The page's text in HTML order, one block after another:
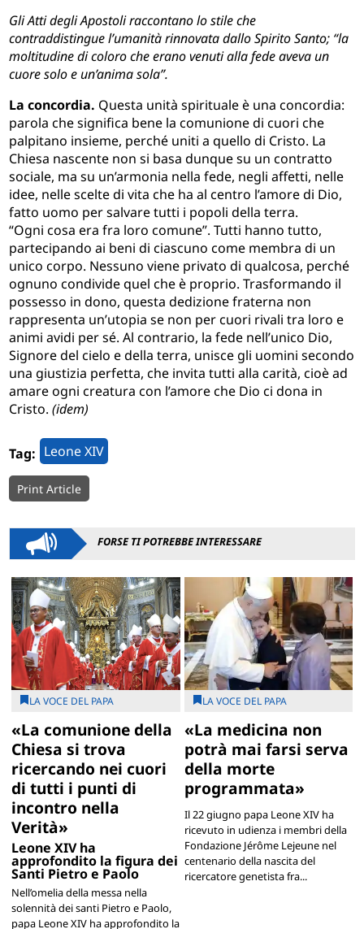
Gli Atti degli Apostoli raccontano lo stile che
contraddistingue l’umanità rinnovata dallo Spirito Santo; “la
moltitudine di coloro che erano venuti alla fede aveva un
cuore solo e un’anima sola”.
La concordia. Questa unità spirituale è una concordia:
parola che significa bene la comunione di cuori che
palpitano insieme, perché uniti a quello di Cristo. La
Chiesa nascente non si basa dunque su un contratto
sociale, ma su un’armonia nella fede, negli affetti, nelle
idee, nelle scelte di vita che ha al centro l’amore di Dio,
fatto uomo per salvare tutti i popoli della terra.
“Ogni cosa era fra loro comune”. Tutti hanno tutto,
partecipando ai beni di ciascuno come membra di un
unico corpo. Nessuno viene privato di qualcosa, perché
ognuno condivide quel che è proprio. Trasformando il
possesso in dono, questa dedizione fraterna non
rappresenta un’utopia se non per cuori rivali tra loro e
animi avidi per sé. Al contrario, la fede nell’unico Dio,
Signore del cielo e della terra, unisce gli uomini secondo
una giustizia perfetta, che invita tutti alla carità, cioè ad
amare ogni creatura con l’amore che Dio ci dona in
Cristo.(idem)
Tag: Leone XIV
Print Article
FORSE TI POTREBBE INTERESSARE
LA VOCE DEL PAPA
«La comunione della
Chiesa si trova
ricercando nei cuori
di tutti i punti di
incontro nella
Verità»
Leone XIV ha
approfondito la figura dei
Santi Pietro e Paolo
Nell’omelia della messa nella
solennità dei santi Pietro e Paolo,
papa Leone XIV ha approfondito la
LA VOCE DEL PAPA
«La medicina non
potrà mai farsi serva
della morte
programmata»
Il 22 giugno papa Leone XIV ha
ricevuto in udienza i membri della
Fondazione Jérôme Lejeune nel
centenario della nascita del
ricercatore genetista fra...